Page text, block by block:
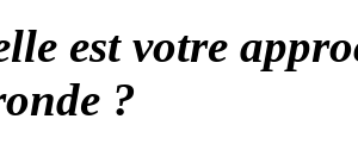
est votre
?